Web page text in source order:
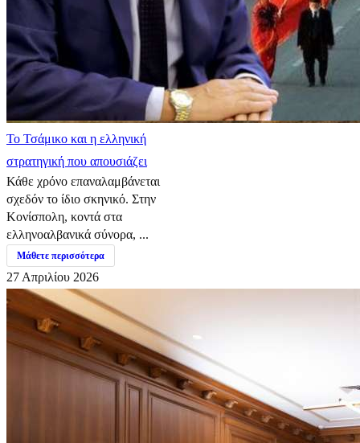
​Το Τσάμικο και η ελληνική
στρατηγική που απουσιάζει
Κάθε χρόνο επαναλαμβάνεται
σχεδόν το ίδιο σκηνικό. Στην
Κονίσπολη, κοντά στα
ελληνοαλβανικά σύνορα, ...
Μάθετε περισσότερα
27 Απριλίου 2026